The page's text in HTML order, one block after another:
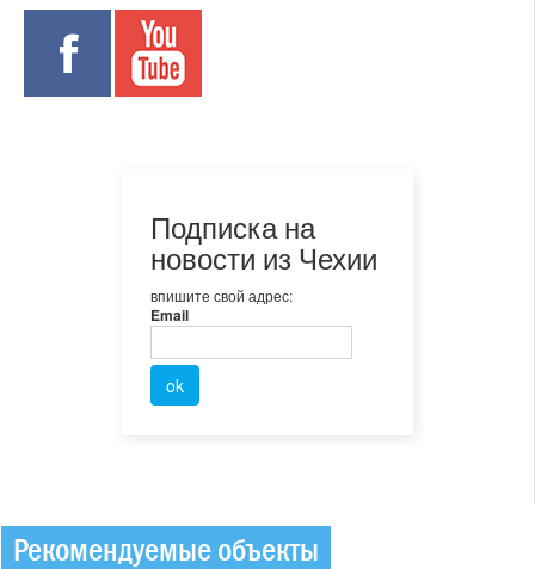
Подписка на
новости из Чехии
впишите свой адрес:
Email
Рекомендуемые объекты